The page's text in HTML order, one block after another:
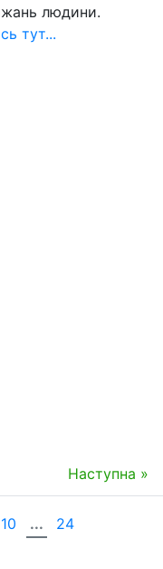
людини.
тут...
Наступна »
10 ... 24